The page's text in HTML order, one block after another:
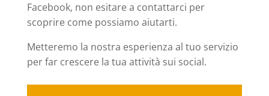
Facebook, non esitare a contattarci per
scoprire come possiamo aiutarti.
Metteremo la nostra esperienza al tuo servizio
per far crescere la tua attività sui social.